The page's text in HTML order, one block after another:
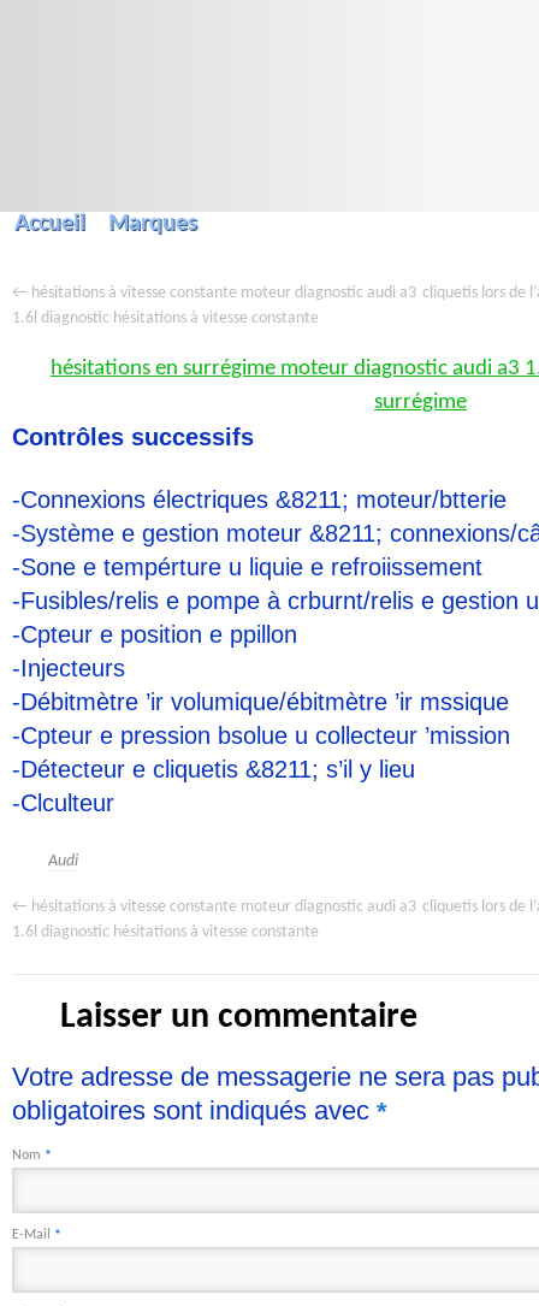
Accueil Marques
← hésitations à vitesse constante moteur diagnostic audi a3
1.6l diagnostic hésitations à vitesse constante
cliquetis lors de
hésitations en surrégime moteur diagnostic audi a3
surrégime
Contrôles successifs
-Connexions électriques &8211; moteur/btterie
-Système e gestion moteur &8211; connexions/
-Sone e tempérture u liquie e refroiissement
-Fusibles/relis e pompe à crburnt/relis e gestion
-Cpteur e position e ppillon
-Injecteurs
-Débitmètre ’ir volumique/ébitmètre ’ir mssique
-Cpteur e pression bsolue u collecteur ’mission
-Détecteur e cliquetis &8211; s’il y lieu
-Clculteur
Audi
← hésitations à vitesse constante moteur diagnostic audi a3
1.6l diagnostic hésitations à vitesse constante
cliquetis lors de
Laisser un commentaire
Votre adresse de messagerie ne sera pas
obligatoires sont indiqués avec *
Nom *
E-Mail *